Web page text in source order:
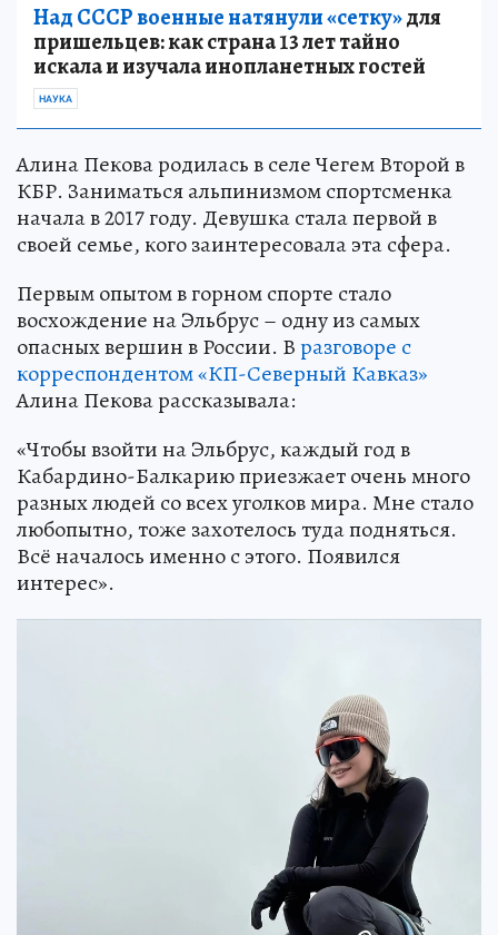
Над СССР военные натянули «сетку»для
пришельцев: как страна 13 лет тайно
искала и изучала инопланетных гостей
НАУКА
Алина Пекова родилась в селе Чегем Второй в
КБР. Заниматься альпинизмом спортсменка
начала в 2017 году. Девушка стала первой в
своей семье, кого заинтересовала эта сфера.
Первым опытом в горном спорте стало
восхождение на Эльбрус – одну из самых
опасных вершин в России. Вразговоре с
корреспондентом «КП-Северный Кавказ»
Алина Пекова рассказывала:
«Чтобы взойти на Эльбрус, каждый год в
Кабардино-Балкарию приезжает очень много
разных людей со всех уголков мира. Мне стало
любопытно, тоже захотелось туда подняться.
Всё началось именно с этого. Появился
интерес».